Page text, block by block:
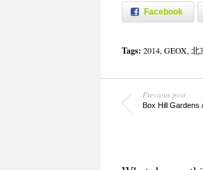
Facebook
Tags: 2014,GEOX,北
Previous post
Box Hill Gardens